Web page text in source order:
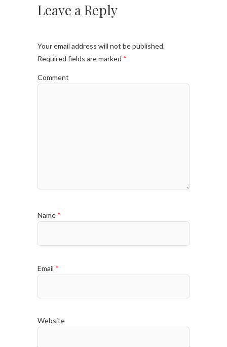
Leave a Reply
Your email address will not be published.
Required fields are marked *
Comment
Name *
Email *
Website